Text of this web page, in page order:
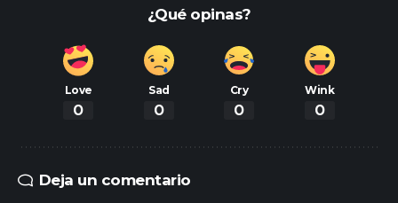
¿Qué opinas?
Love
0
Sad
0
Cry
0
Wink
0
Deja un comentario